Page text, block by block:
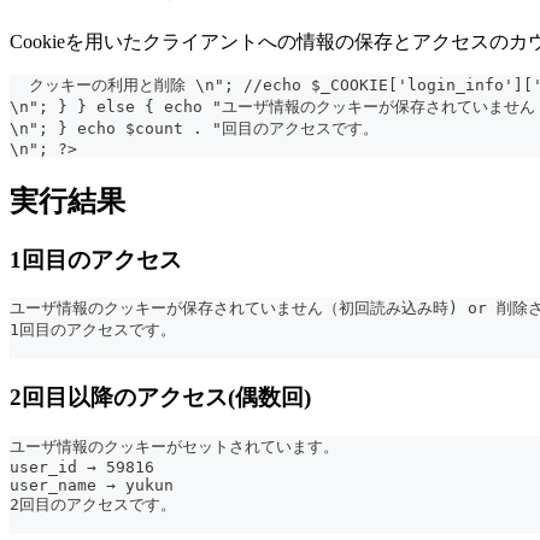
Cookieを用いたクライアントへの情報の保存とアクセスの
クッキーの利用と削除 \n"; //echo
\n"; } } else { echo "ユーザ情報のクッキーが保存されていません
\n"; } echo $count . "回目のアクセスです。
\n"; ?>
実行結果
1回目のアクセス
ユーザ情報のクッキーが保存されていません（初回読み込み時) or 削除
1回目のアクセスです。
2回目以降のアクセス(偶数回)
ユーザ情報のクッキーがセットされています。
user_id → 59816
user_name → yukun
2回目のアクセスです。